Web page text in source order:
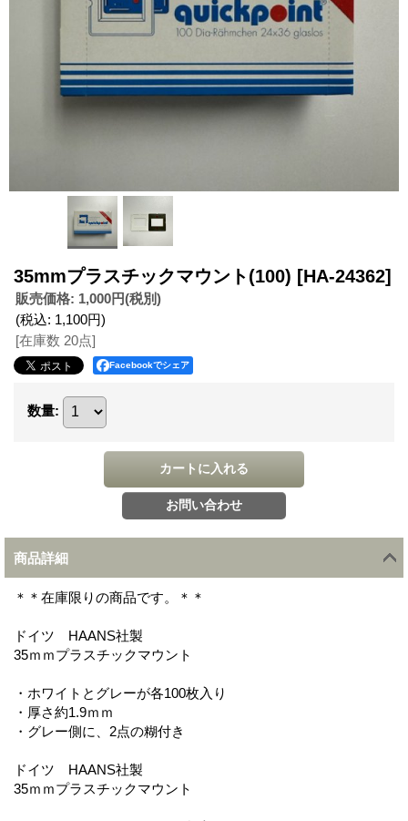
35mmプラスチックマウント(100) [HA-24362]
販売価格: 1,000円(税別)
(税込: 1,100円)
[在庫数 20点]
Facebookでシェア
数量:
商品詳細
＊＊在庫限りの商品です。＊＊
ドイツ HAANS社製
35ｍｍプラスチックマウント
・ホワイトとグレーが各100枚入り
・厚さ約1.9ｍｍ
・グレー側に、2点の糊付き
ドイツ HAANS社製
35ｍｍプラスチックマウント